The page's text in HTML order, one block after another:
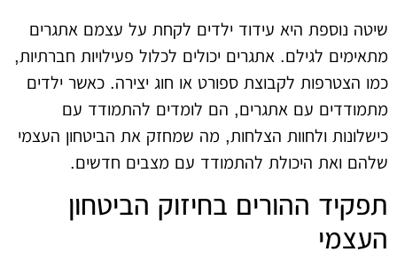
שיטה נוספת היא עידוד ילדים לקחת על עצמם אתגרים
מתאימים לגילם. אתגרים יכולים לכלול פעילויות חברתיות,
כמו הצטרפות לקבוצת ספורט או חוג יצירה. כאשר ילדים
מתמודדים עם אתגרים, הם לומדים להתמודד עם
כישלונות ולחוות הצלחות, מה שמחזק את הביטחון העצמי
שלהם ואת היכולת להתמודד עם מצבים חדשים.
תפקיד ההורים בחיזוק הביטחון
העצמי